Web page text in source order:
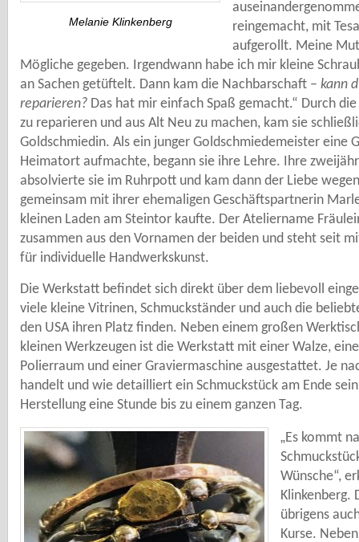
Melanie Klinkenberg
reingemacht, mit
aufgerollt. Meine
Mögliche gegeben. Irgendwann habe ich mir kleine
an Sachen getüftelt. Dann kam die Nachbarschaft – kann
reparieren? Das hat mir einfach Spaß gemacht.“ Durch
zu reparieren und aus Alt Neu zu machen, kam sie
Goldschmiedin. Als ein junger Goldschmiedemeister eine
Heimatort aufmachte, begann sie ihre Lehre. Ihre
absolvierte sie im Ruhrpott und kam dann der Liebe
gemeinsam mit ihrer ehemaligen Geschäftspartnerin
kleinen Laden am Steintor kaufte. Der Ateliername
zusammen aus den Vornamen der beiden und steht seit
für individuelle Handwerkskunst.
Die Werkstatt befindet sich direkt über dem liebevoll
viele kleine Vitrinen, Schmuckständer und auch die
den USA ihren Platz finden. Neben einem großen
kleinen Werkzeugen ist die Werkstatt mit einer Walze,
Polierraum und einer Graviermaschine ausgestattet. Je
handelt und wie detailliert ein Schmuckstück am Ende
Herstellung eine Stunde bis zu einem ganzen Tag.
„Es kommt
Wünsche“,
Klinkenberg.
übrigens
Kurse.